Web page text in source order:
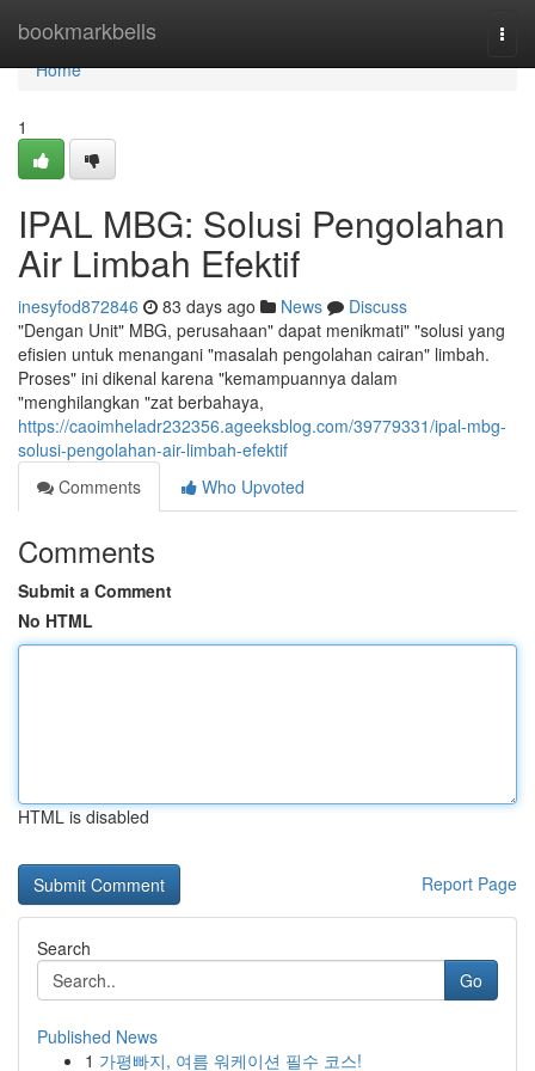
bookmarkbells
Home
Home
1
IPAL MBG: Solusi Pengolahan
Air Limbah Efektif
inesyfod872846 83 days ago News
Discuss
"Dengan Unit" MBG, perusahaan" dapat menikmati" "solusi yang
efisien untuk menangani "masalah pengolahan cairan" limbah.
Proses" ini dikenal karena "kemampuannya dalam
"menghilangkan "zat berbahaya,
https://caoimheladr232356.ageeksblog.com/39779331/ipal-mbg-
solusi-pengolahan-air-limbah-efektif
Comments
Who Upvoted
Comments
Submit a Comment
No HTML
HTML is disabled
Report Page
Search
Go
Published News
1 가평빠지, 여름 워케이션 필수 코스!